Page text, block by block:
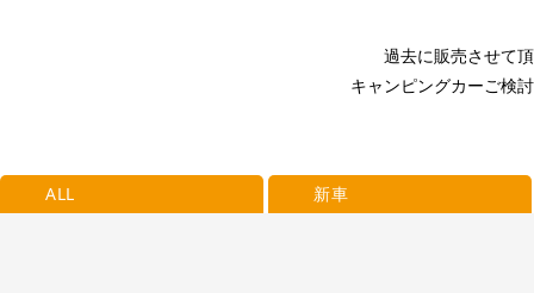
過去に販売させて
キャンピングカーご検
ALL 新車